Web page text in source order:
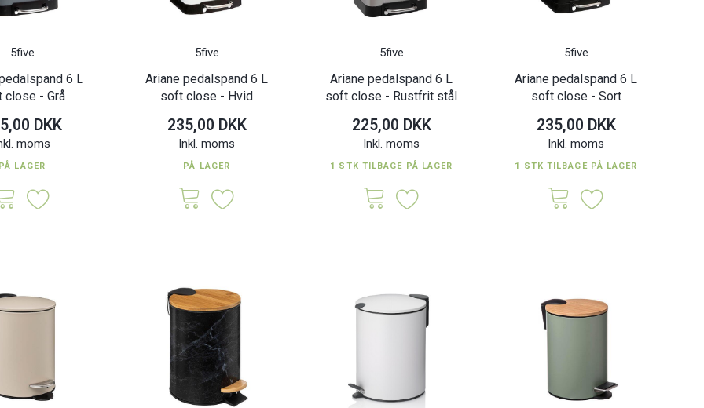
5five
6 L
close - Grå
DKK
moms
LAGER
5five
Ariane pedalspand 6 L
soft close - Hvid
235,00 DKK
Inkl. moms
PÅ LAGER
5five
Ariane pedalspand 6 L
soft close - Rustfrit stål
225,00 DKK
Inkl. moms
1 STK TILBAGE PÅ LAGER
5five
Ariane pedalspand 6 L
soft close - Sort
235,00 DKK
Inkl. moms
1 STK TILBAGE PÅ LAGER